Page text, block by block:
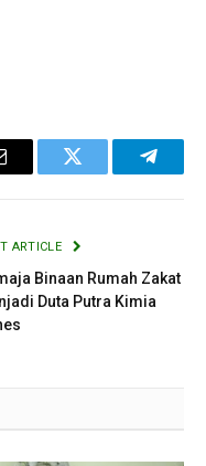
Twitter
ARTICLE
Binaan Rumah Zakat
Duta Putra Kimia